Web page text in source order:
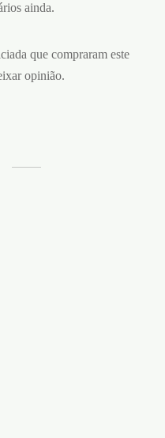
ainda.
que compraram este
opinião.